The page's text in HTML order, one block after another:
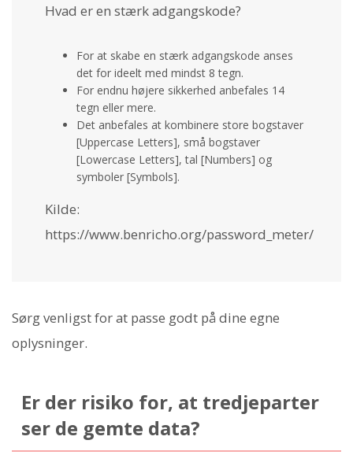
Hvad er en stærk adgangskode?
For at skabe en stærk adgangskode anses
det for ideelt med mindst 8 tegn.
For endnu højere sikkerhed anbefales 14
tegn eller mere.
Det anbefales at kombinere store bogstaver
[Uppercase Letters], små bogstaver
[Lowercase Letters], tal [Numbers] og
symboler [Symbols].
Kilde:
https://www.benricho.org/password_meter/
Sørg venligst for at passe godt på dine egne
oplysninger.
Er der risiko for, at tredjeparter
ser de gemte data?